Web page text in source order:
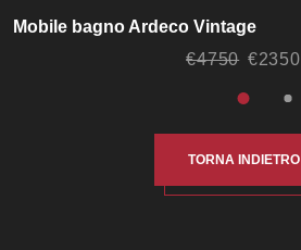
Mobile bagno Ardeco Vintage
€4750 €2350
TORNA INDIETRO